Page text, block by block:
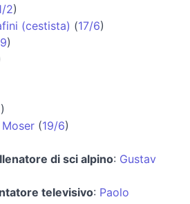
2)
(cestista) (17/6)
)
)
(19/6)
di sci alpino: Gustav
televisivo: Paolo